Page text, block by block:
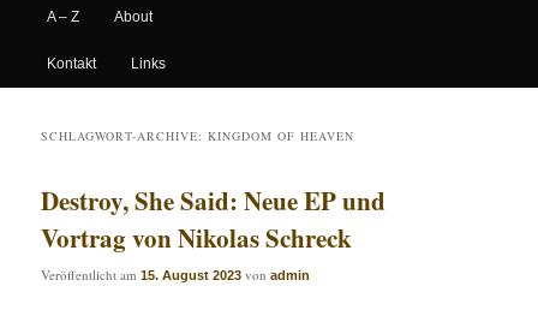
A – Z About
Kontakt Links
SCHLAGWORT-ARCHIVE:KINGDOM OF HEAVEN
Destroy, She Said: Neue EP und
Vortrag von Nikolas Schreck
Veröffentlicht am15. August 2023 vonadmin